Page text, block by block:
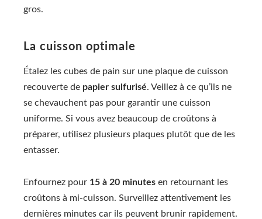
gros.
La cuisson optimale
Étalez les cubes de pain sur une plaque de cuisson
recouverte de papier sulfurisé. Veillez à ce qu’ils ne
se chevauchent pas pour garantir une cuisson
uniforme. Si vous avez beaucoup de croûtons à
préparer, utilisez plusieurs plaques plutôt que de les
entasser.
Enfournez pour 15 à 20 minutes en retournant les
croûtons à mi-cuisson. Surveillez attentivement les
dernières minutes car ils peuvent brunir rapidement.